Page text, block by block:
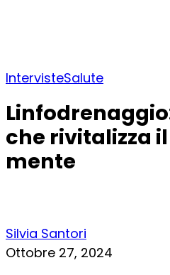
IntervisteSalute
che rivitalizza
mente
Silvia Santori
Ottobre 27, 2024